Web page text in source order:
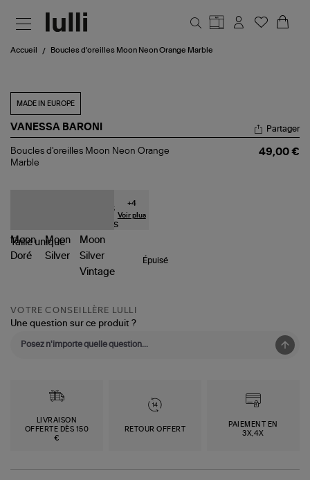
Accueil Boucles d'oreilles Moon Neon Orange Marble
MADE IN EUROPE
VANESSA BARONI
Boucles
d'oreilles
Partager
Boucles d'oreilles Moon Neon Orange
Marble
49,00 €
+4
Voir plus
Tailleunique
Épuisé
VOTRE CONSEILLÈRE LULLI
Une question sur ce produit ?
LIVRAISON
OFFERTE DÈS 150
€
RETOUR OFFERT
PAIEMENT EN
3X,4X